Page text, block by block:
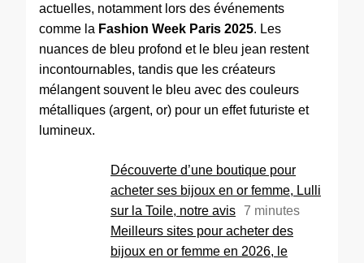
actuelles, notamment lors des événements
comme la Fashion Week Paris 2025. Les
nuances de bleu profond et le bleu jean restent
incontournables, tandis que les créateurs
mélangent souvent le bleu avec des couleurs
métalliques (argent, or) pour un effet futuriste et
lumineux.
Découverte d’une boutique pour
acheter ses bijoux en or femme, Lulli
sur la Toile, notre avis 7 minutes
Meilleurs sites pour acheter des
bijoux en or femme en 2026, le